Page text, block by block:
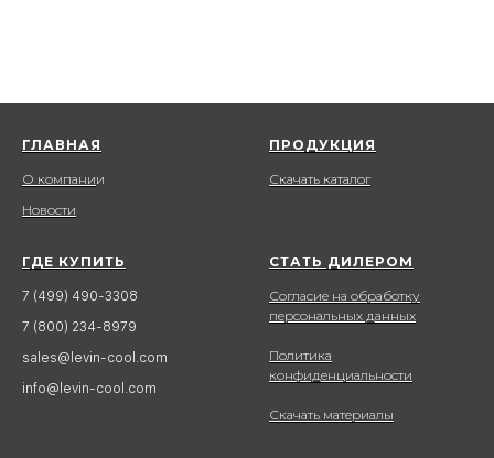
ГЛАВНАЯ
О компании
Новости
ПРОДУКЦИЯ
Скачать каталог
ГДЕ КУПИТЬ
7 (499) 490-3308
7 (800) 234-8979
sales@levin-cool.com
info@levin-cool.com
СТАТЬ ДИЛЕРОМ
Согласие на обработку
персональных данных
Политика
конфиденциальности
Скачать материалы